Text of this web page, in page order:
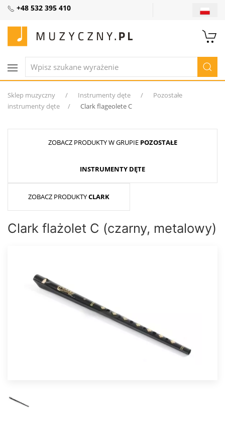
+48 532 395 410
Sklep muzyczny Instrumenty dęte
Pozostałe
instrumenty dęte
Clark flageolete C
ZOBACZ PRODUKTY W GRUPIE POZOSTAŁE
INSTRUMENTY DĘTE
ZOBACZ PRODUKTYCLARK
Clark flażolet C (czarny, metalowy)